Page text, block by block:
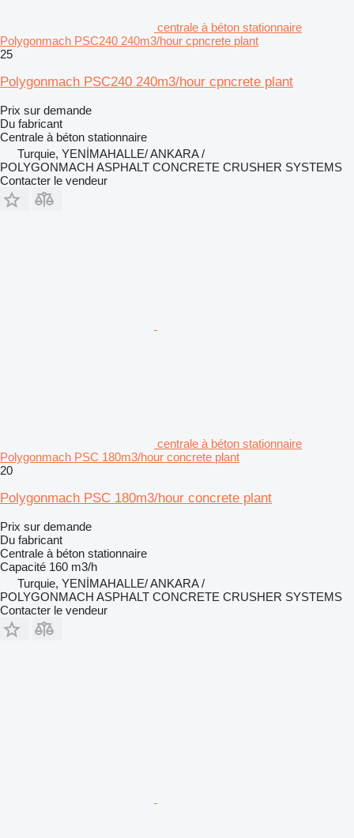
centrale à béton stationnaire
Polygonmach PSC240 240m3/hour cpncrete plant
25
Polygonmach PSC240 240m3/hour cpncrete plant
Prix sur demande
Du fabricant
Centrale à béton stationnaire
Turquie, YENİMAHALLE/ ANKARA /
POLYGONMACH ASPHALT CONCRETE CRUSHER SYSTEMS
Contacter le vendeur
centrale à béton stationnaire
Polygonmach PSC 180m3/hour concrete plant
20
Polygonmach PSC 180m3/hour concrete plant
Prix sur demande
Du fabricant
Centrale à béton stationnaire
Capacité 160 m3/h
Turquie, YENİMAHALLE/ ANKARA /
POLYGONMACH ASPHALT CONCRETE CRUSHER SYSTEMS
Contacter le vendeur